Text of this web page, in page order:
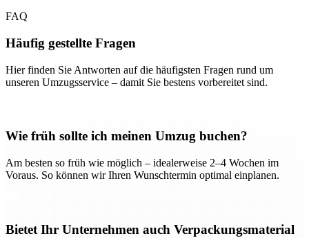
FAQ
Häufig gestellte Fragen
Hier finden Sie Antworten auf die häufigsten Fragen rund um
unseren Umzugsservice – damit Sie bestens vorbereitet sind.
Wie früh sollte ich meinen Umzug buchen?
Am besten so früh wie möglich – idealerweise 2–4 Wochen im
Voraus. So können wir Ihren Wunschtermin optimal einplanen.
Bietet Ihr Unternehmen auch Verpackungsmaterial